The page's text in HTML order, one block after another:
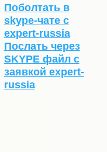
Поболтать в
skype-чате с
expert-russia
Послать через
SKYPE файл c
заявкой expert-
russia